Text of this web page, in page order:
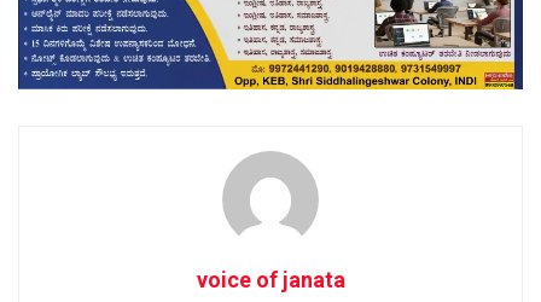
voice of janata